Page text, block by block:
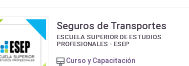
Seguros de Transportes
ESCUELA SUPERIOR DE ESTUDIOS
PROFESIONALES - ESEP
Curso y Capacitación